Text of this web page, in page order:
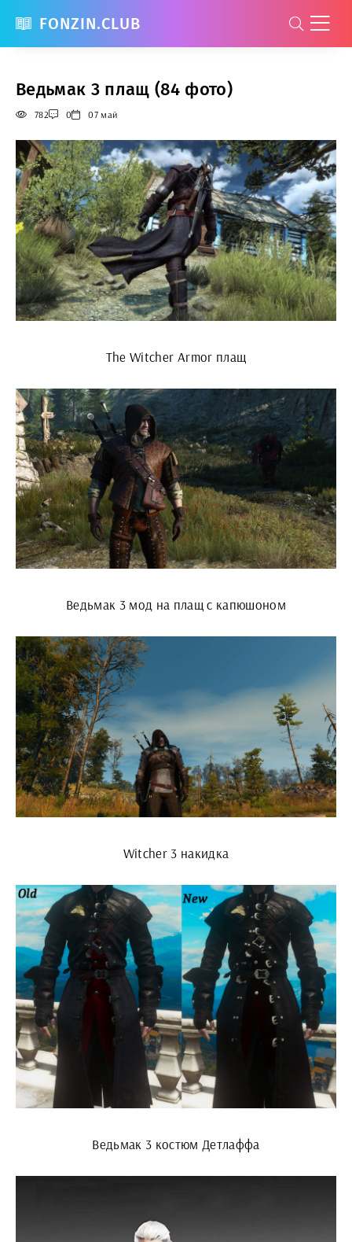
FONZIN.CLUB
Ведьмак 3 плащ (84 фото)
782 0 07 май
The Witcher Armor плащ
Ведьмак 3 мод на плащ с капюшоном
Witcher 3 накидка
Ведьмак 3 костюм Детлаффа